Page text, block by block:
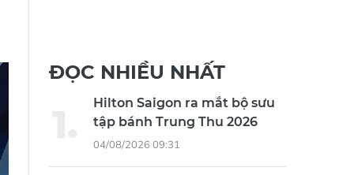
ĐỌC NHIỀU NHẤT
Hilton Saigon ra mắt bộ sưu
tập bánh Trung Thu 2026
04/08/2026 09:31